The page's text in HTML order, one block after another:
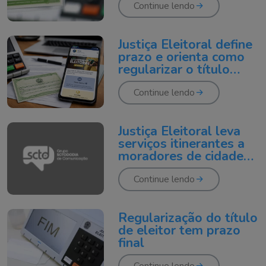
Continue lendo
Justiça Eleitoral define
prazo e orienta como
regularizar o título
pela internet
Continue lendo
Justiça Eleitoral leva
serviços itinerantes a
moradores de cidades
da região da Amurel
Continue lendo
Regularização do título
de eleitor tem prazo
final